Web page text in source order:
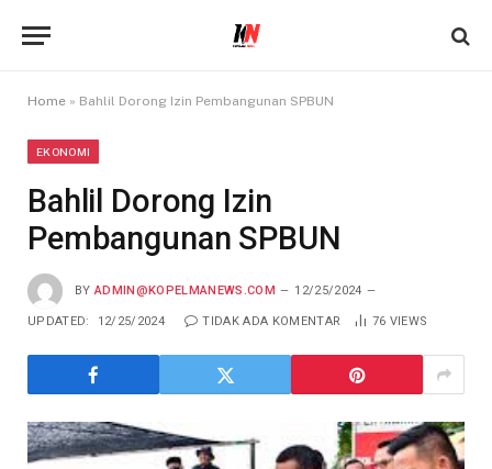
Home » Bahlil Dorong Izin Pembangunan SPBUN
EKONOMI
Bahlil Dorong Izin
Pembangunan SPBUN
BY ADMIN@KOPELMANEWS.COM 12/25/2024
UPDATED: 12/25/2024 TIDAK ADA KOMENTAR 76 VIEWS